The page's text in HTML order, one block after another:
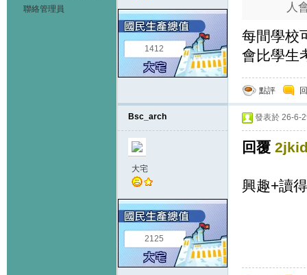
聯絡管理員
1412
人
每間學校
會比學生
點評
Bsc_arch
大宅
2125
發表於 26-6-
回覆
興趣+讀